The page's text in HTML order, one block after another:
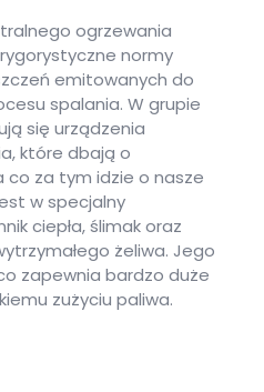
ogrzewania
normy
emitowanych do
spalania. W grupie
się urządzenia
które dbają o
co za tym idzie o nasze
w specjalny
ciepła, ślimak oraz
żeliwa. Jego
zapewnia bardzo duże
zużyciu paliwa.